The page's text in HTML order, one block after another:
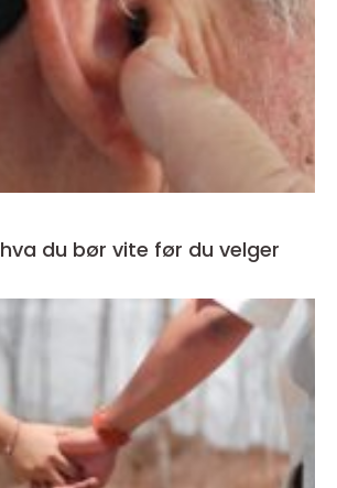
Høreapparat hva du bør vite før du velger